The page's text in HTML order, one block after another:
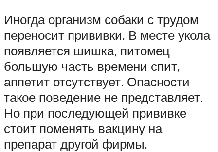
Иногда организм собаки с трудом
переносит прививки. В месте укола
появляется шишка, питомец
большую часть времени спит,
аппетит отсутствует. Опасности
такое поведение не представляет.
Но при последующей прививке
стоит поменять вакцину на
препарат другой фирмы.